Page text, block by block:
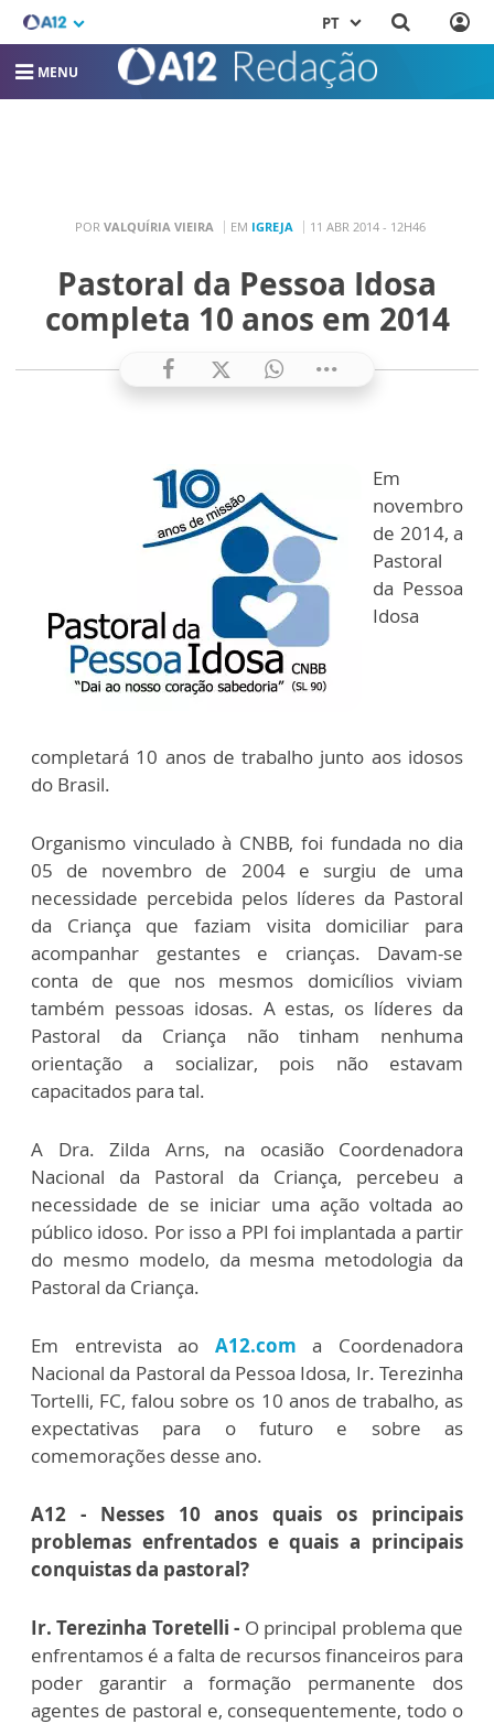
PT
MENU
POR VALQUÍRIA VIEIRA EM IGREJA 11 ABR 2014 - 12H46
Pastoral da Pessoa Idosa
completa 10 anos em 2014
Em
novembro
de 2014, a
Pastoral
da Pessoa
Idosa
completará 10 anos de trabalho junto aos idosos
do Brasil.
Organismo vinculado à CNBB, foi fundada no dia
05 de novembro de 2004 e surgiu de uma
necessidade percebida pelos líderes da Pastoral
da Criança que faziam visita domiciliar para
acompanhar gestantes e crianças. Davam-se
conta de que nos mesmos domicílios viviam
também pessoas idosas. A estas, os líderes da
Pastoral da Criança não tinham nenhuma
orientação a socializar, pois não estavam
capacitados para tal.
A Dra. Zilda Arns, na ocasião Coordenadora
Nacional da Pastoral da Criança, percebeu a
necessidade de se iniciar uma ação voltada ao
público idoso. Por isso a PPI foi implantada a partir
do mesmo modelo, da mesma metodologia da
Pastoral da Criança.
Em entrevista ao A12.com a Coordenadora
Nacional da Pastoral da Pessoa Idosa, Ir. Terezinha
Tortelli, FC, falou sobre os 10 anos de trabalho, as
expectativas para o futuro e sobre as
comemorações desse ano.
A12 - Nesses 10 anos quais os principais
problemas enfrentados e quais a principais
conquistas da pastoral?
Ir. Terezinha Toretelli - O principal problema que
enfrentamos é a falta de recursos financeiros para
poder garantir a formação permanente dos
agentes de pastoral e, consequentemente, todo o